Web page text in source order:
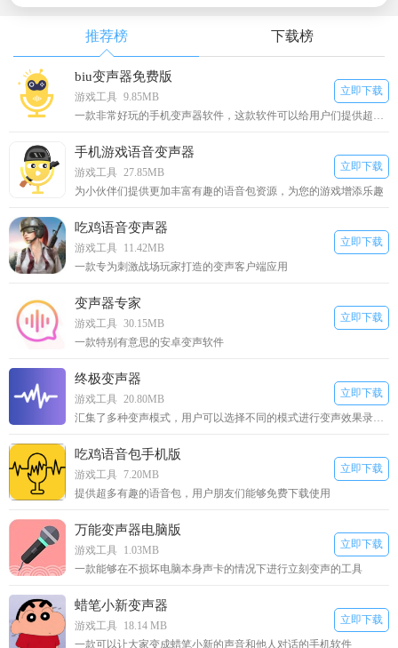
推荐榜 下载榜
biu变声器免费版
游戏工具 9.85MB
一款非常好玩的手机变声器软件，这款软件可以给用户们提供超多好玩有趣的语音包
立即下载
手机游戏语音变声器
游戏工具 27.85MB
为小伙伴们提供更加丰富有趣的语音包资源，为您的游戏增添乐趣
立即下载
吃鸡语音变声器
游戏工具
11.42MB
一款专为刺激战场玩家打造的变声客户端应用
立即下载
变声器专家
游戏工具 30.15MB
一款特别有意思的安卓变声软件
立即下载
终极变声器
游戏工具 20.80MB
汇集了多种变声模式，用户可以选择不同的模式进行变声效果录制和播放
立即下载
吃鸡语音包手机版
游戏工具
7.20MB
提供超多有趣的语音包，用户朋友们能够免费下载使用
立即下载
万能变声器电脑版
游戏工具
1.03MB
一款能够在不损坏电脑本身声卡的情况下进行立刻变声的工具
立即下载
蜡笔小新变声器
游戏工具
18.14 MB
一款可以让大家变成蜡笔小新的声音和他人对话的手机软件
立即下载